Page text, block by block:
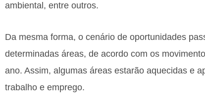
ambiental, entre outros.
Da mesma forma, o cenário de oportunidades
determinadas áreas, de acordo com os
ano. Assim, algumas áreas estarão aquecidas e
trabalho e emprego.